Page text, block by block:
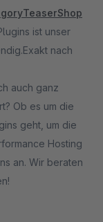
Shop
ist unser
nach
auch ganz
Ob es um die
geht, um die
Hosting
an. Wir beraten